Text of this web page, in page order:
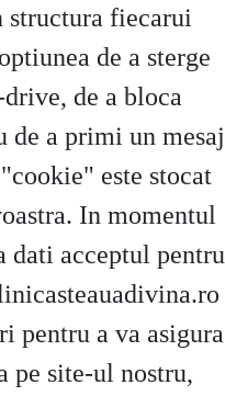
fiecarui
de a sterge
de a bloca
de a primi un mesaj
este stocat
In momentul
dati acceptul pentru
pentru a va asigura
pe site-ul nostru,